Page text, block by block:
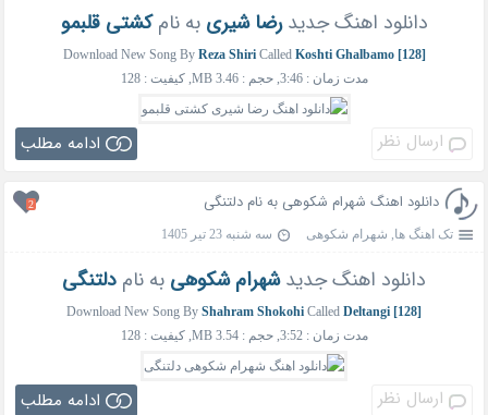
دانلود اهنگ جدید رضا شیری به نامکشتی قلبمو
Download New Song By Reza ShiriCalled Koshti Ghalbamo [128]
مدت زمان : 3:46, حجم : 3.46 MB, کیفیت : 128
ارسال نظر ادامه مطلب
دانلود اهنگ شهرام شکوهی به نام دلتنگی 2
تک اهنگ ها, شهرام شکوهی سه شنبه 23 تیر 1405
دانلود اهنگ جدید شهرام شکوهی به نام دلتنگی
Download New Song By Shahram Shokohi Called Deltangi [128]
مدت زمان : 3:52, حجم : 3.54 MB, کیفیت : 128
ارسال نظر ادامه مطلب